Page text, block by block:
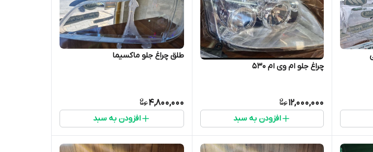
چراغ جلو ام وی ام ۵۳۰
12,000,000
افزودن به سبد
طلق چراغ جلو ماکسیما
4,800,000
افزودن به سبد